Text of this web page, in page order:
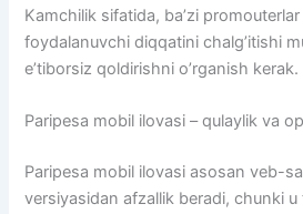
Kamchilik sifatida, ba’zi
foydalanuvchi diqqatini chalg’itishi
e’tiborsiz qoldirishni o’rganish kerak.
Paripesa mobil ilovasi – qulaylik va
Paripesa mobil ilovasi asosan veb-
versiyasidan afzallik beradi, chunki